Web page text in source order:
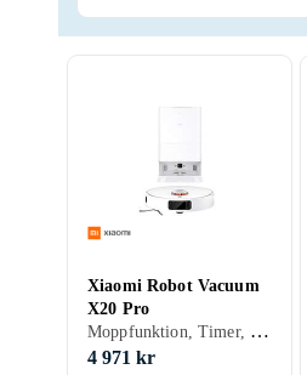
Xiaomi Robot Vacuum
X20 Pro
Moppfunktion, Timer, Röststyrning, Schemaläggning, Fjärrkontroll, Trappsensor, Automatisk dockning, Virtuella väggar, Anpassad för husdjur, Appstyrning, Stöder kantrengöring, Automatisk mopptorkning, Dockningsstation, 160 min, 70 dB, Självtömmande
4 971 kr